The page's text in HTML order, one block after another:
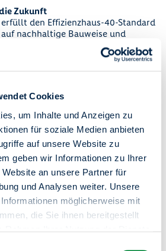
Cookies
um Inhalte und Anzeigen zu
für soziale Medien anbieten
auf unsere Website zu
geben wir Informationen zu Ihrer
an unsere Partner für
und Analysen weiter. Unsere
möglicherweise mit
die Sie ihnen bereitgestellt
Zukunft
den Effizienzhaus-40-Standard
nachhaltige Bauweise und
Promenade
entstehen im Erdgeschoss drei
zur Belebung des Quartiers
für Gastronomie und soziale
Nähe zum S-Bahnhof Marzahn
Eastgate bietet eine sehr gute
langfristigen Quartiersentwicklung